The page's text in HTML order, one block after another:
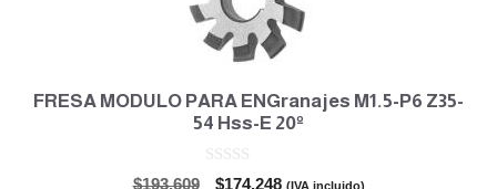
FRESA MODULO PARA ENGranajes M1.5-P6 Z35-
54 Hss-E 20º
$193.609
El
$174.248El(IVA incluido)